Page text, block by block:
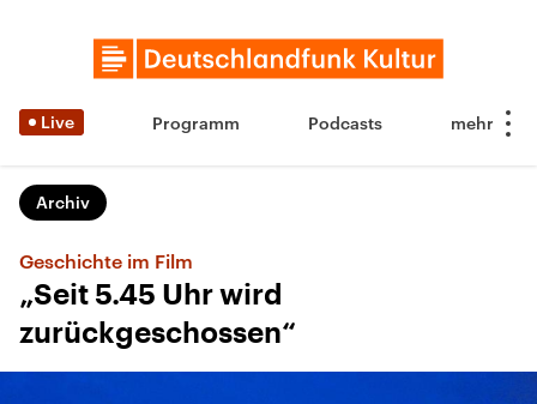
Live Programm Podcasts
Archiv
Geschichte im Film
„Seit 5.45 Uhr wird
zurückgeschossen“